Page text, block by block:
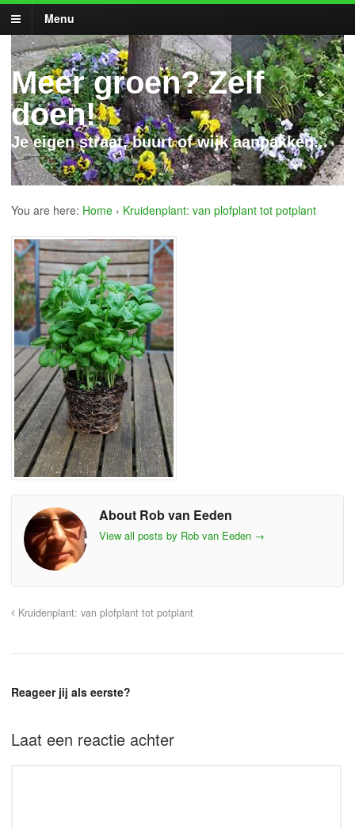
Menu
Meer groen? Zelf
doen!
Je eigen straat, buurt of wijk aanpakken...
You are here: Home › Kruidenplant: van plofplant tot potplant
About Rob van Eeden
View all posts by Rob van Eeden →
Kruidenplant: van plofplant tot potplant
Reageer jij als eerste?
Laat een reactie achter